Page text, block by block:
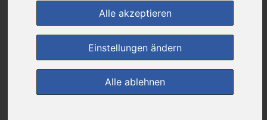
Alle akzeptieren
Einstellungen ändern
Alle ablehnen
(0) Jetzt bewerten!
im Shop bestellen